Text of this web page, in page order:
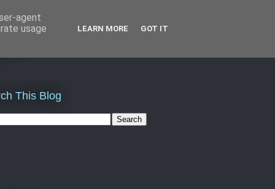
This Blog
agent
usage
LEARN MORE GOT IT